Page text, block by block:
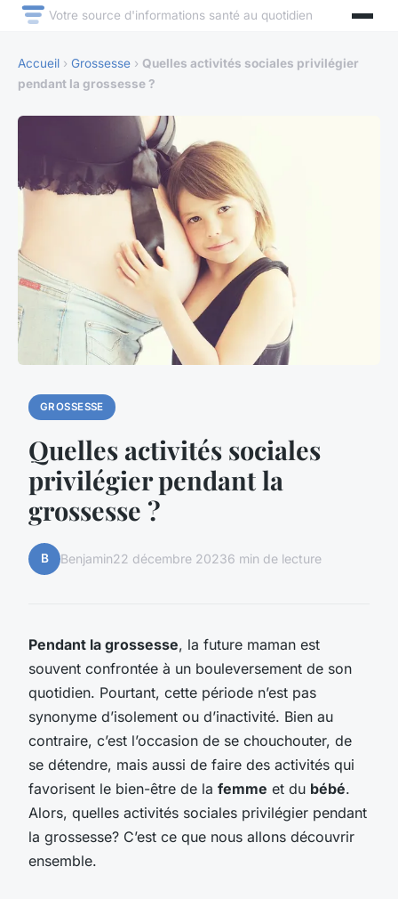
Votre source d'informations santé au quotidien
Accueil › Grossesse › Quelles activités sociales privilégier
pendant la grossesse ?
GROSSESSE
Quelles activités sociales
privilégier pendant la
grossesse ?
B Benjamin22 décembre 20236 min de lecture
Pendant la grossesse, la future maman est
souvent confrontée à un bouleversement de son
quotidien. Pourtant, cette période n’est pas
synonyme d’isolement ou d’inactivité. Bien au
contraire, c’est l’occasion de se chouchouter, de
se détendre, mais aussi de faire des activités qui
favorisent le bien-être de la femme et du bébé.
Alors, quelles activités sociales privilégier pendant
la grossesse? C’est ce que nous allons découvrir
ensemble.